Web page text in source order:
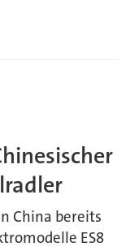
China bereits
ES8